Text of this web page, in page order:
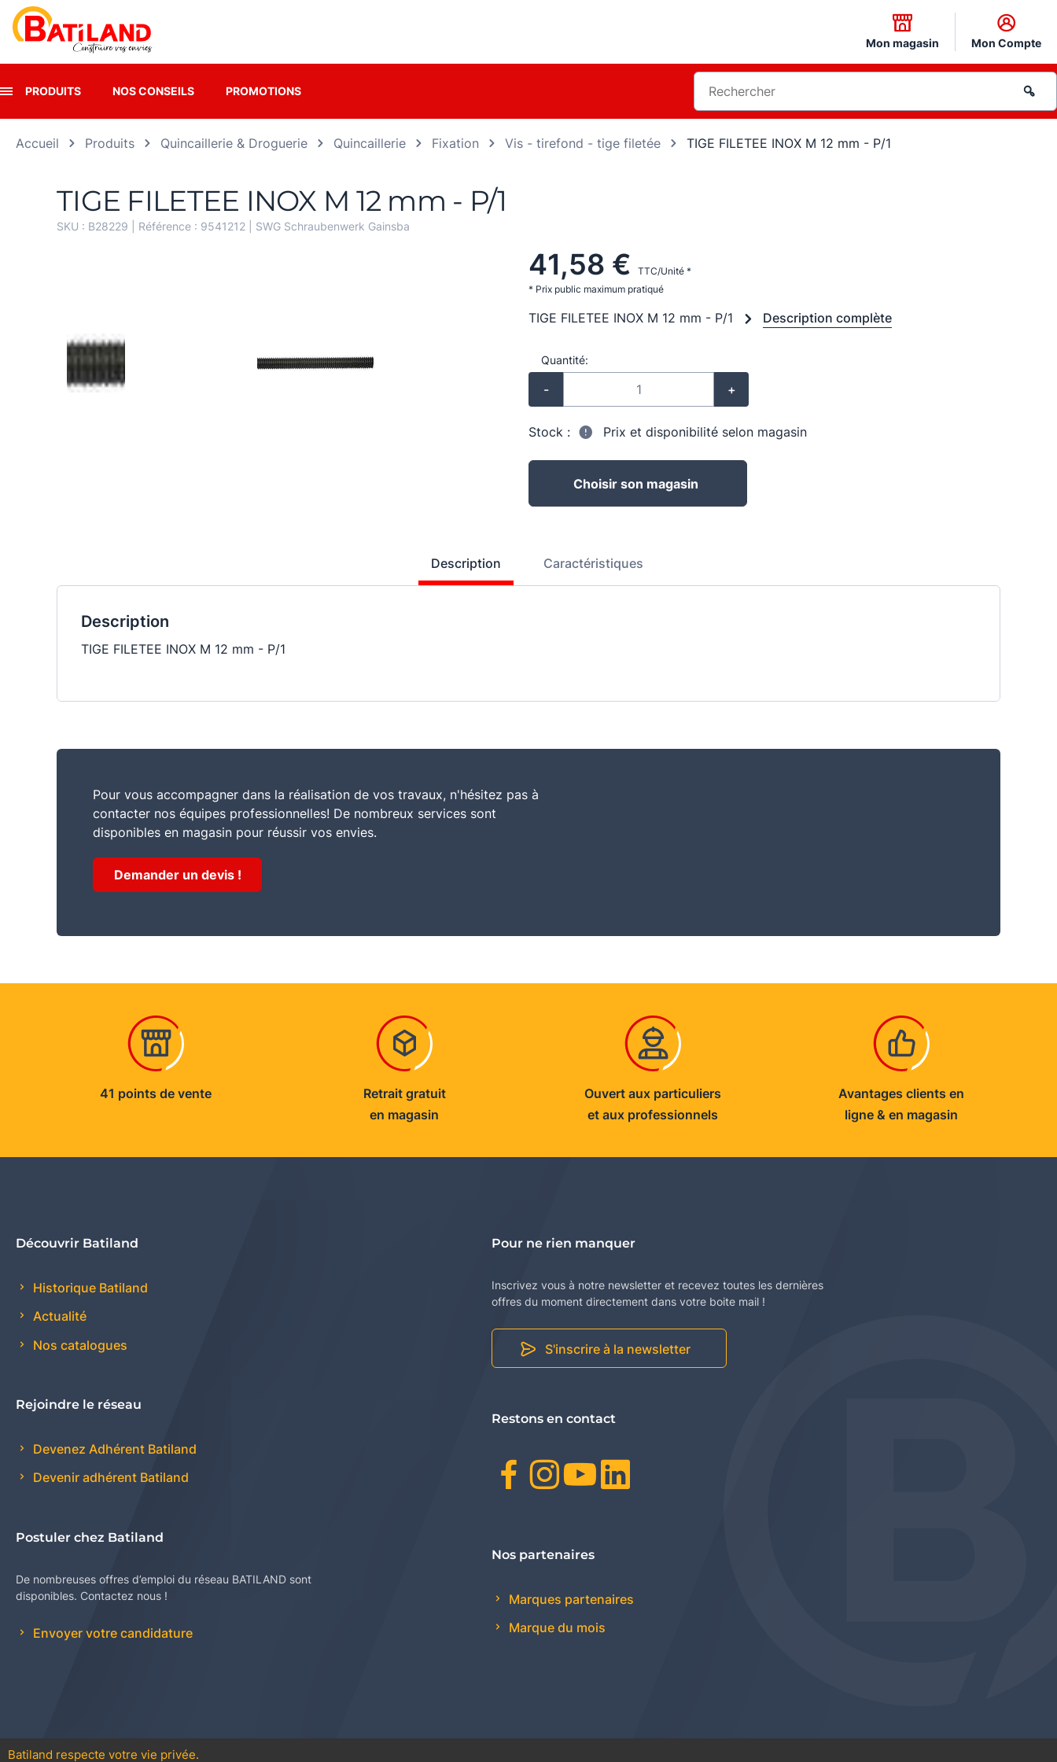
Mon magasin Mon Compte
PRODUITS NOS CONSEILS PROMOTIONS
Accueil Produits Quincaillerie & Droguerie Quincaillerie Fixation Vis - tirefond - tige filetée TIGE FILETEE INOX M 12 mm - P/1
TIGE FILETEE INOX M 12 mm - P/1
SKU : B28229 | Référence : 9541212 SWG Schraubenwerk Gainsba
41,58 €
TTC/Unité *
* Prix public maximum pratiqué
TIGE FILETEE INOX M 12 mm - P/1 Description complète
Quantité:
- +
Stock : Prix et disponibilité selon magasin
Choisir son magasin
Description Caractéristiques
Description
TIGE FILETEE INOX M 12 mm - P/1
Pour vous accompagner dans la réalisation de vos travaux, n'hésitez pas à
contacter nos équipes professionnelles! De nombreux services sont
disponibles en magasin pour réussir vos envies.
Demander un devis !
41 points de vente
Retrait gratuit
en magasin
Ouvert aux particuliers
et aux professionnels
Avantages clients en
ligne & en magasin
Découvrir Batiland
Historique Batiland
Actualité
Nos catalogues
Rejoindre le réseau
Devenez Adhérent Batiland
Devenir adhérent Batiland
Postuler chez Batiland
De nombreuses offres d’emploi du réseau BATILAND sont
disponibles. Contactez nous !
Envoyer votre candidature
Pour ne rien manquer
Inscrivez vous à notre newsletter et recevez toutes les dernières
offres du moment directement dans votre boite mail !
S'inscrire à la newsletter
Restons en contact
Facebook
Instagram
Youtube
Nos partenaires
Marques partenaires
Marque du mois
Panneau de gestion des cookies
Batiland respecte votre vie privée.